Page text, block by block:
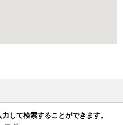
して検索することができます。